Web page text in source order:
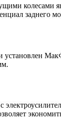
колесами
заднего
установлен